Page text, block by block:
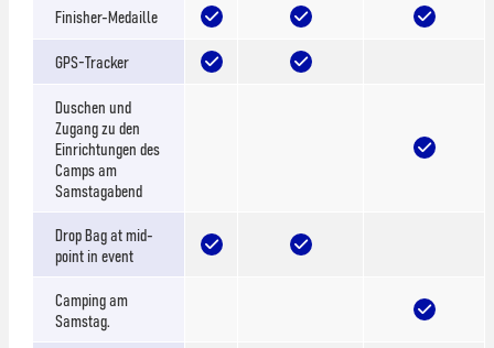
Finisher-Medaille
GPS-Tracker
Duschen und
Zugang zu den
Einrichtungen des
Camps am
Samstagabend
Drop Bag at mid-
point in event
Camping am
Samstag.